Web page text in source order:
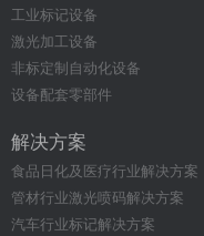
工业标记设备
激光加工设备
非标定制自动化设备
设备配套零部件
解决方案
食品日化及医疗行业解决方案
管材行业激光喷码解决方案
汽车行业标记解决方案